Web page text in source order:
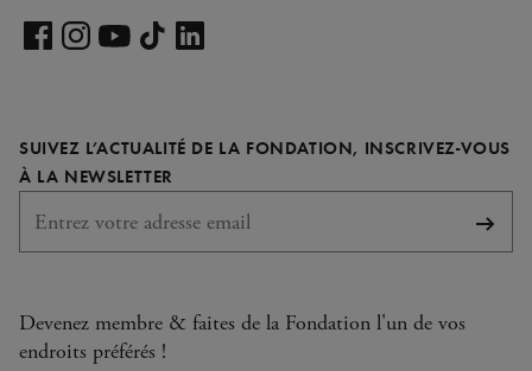
FacebookInstagram
YouTube
TikTok
SUIVEZ L’ACTUALITÉ DE LA FONDATION, INSCRIVEZ-VOUS
À LA NEWSLETTER
Devenez membre & faites de la Fondation l'un de vos
endroits préférés !